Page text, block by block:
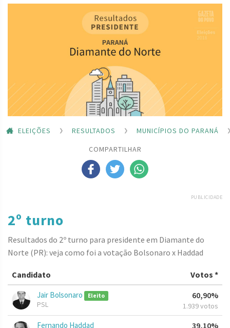
ELEIÇÕES RESULTADOS
MUNICÍPIOS DO PARANÁ
COMPARTILHAR
PUBLICIDADE
2º turno
Resultados do 2º turno para presidente em Diamante do
Norte (PR): veja como foi a votação Bolsonaro x Haddad
Candidato Votos *
Jair Bolsonaro Eleito
PSL
60,90%
1.939 votos
Fernando Haddad 39,10%